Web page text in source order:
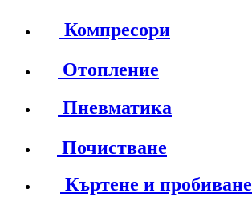
Компресори
Отопление
Пневматика
Почистване
Къртене и пробиване